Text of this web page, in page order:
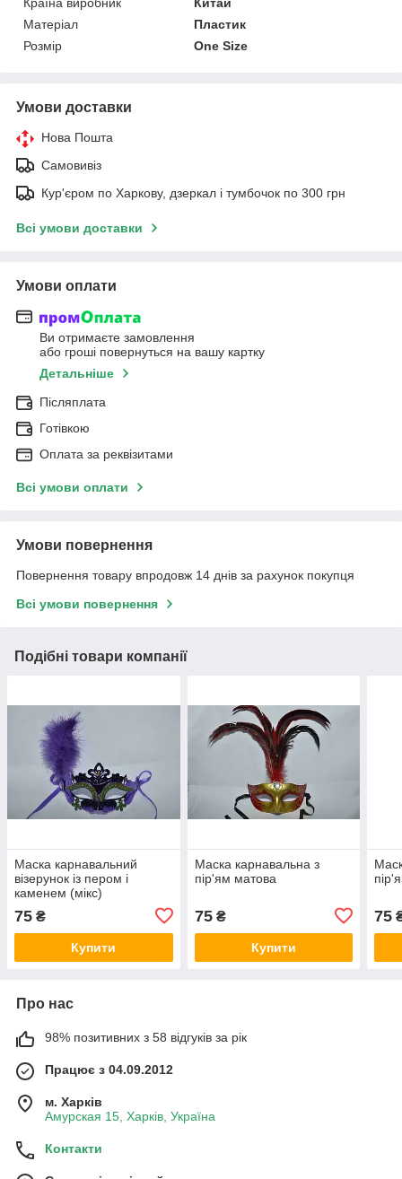
Матеріал
Пластик
Розмір
One Size
Умови доставки
Нова Пошта
Самовивіз
Кур'єром по Харкову, дзеркал і тумбочок по 300 грн
Всі умови доставки
Умови оплати
Ви отримаєте замовлення
або гроші повернуться на вашу картку
Детальніше
Післяплата
Готівкою
Оплата за реквізитами
Всі умови оплати
Умови повернення
Повернення товару впродовж 14 днів за рахунок покупця
Всі умови повернення
Подібні товари компанії
Маска карнавальний
візерунок із пером і
каменем (мікс)
75 ₴
Купити
Маска карнавальна з
пір'ям матова
75₴
Купити
75
Про нас
98% позитивних з 58 відгуків за рік
Працює з 04.09.2012
м. Харків
Амурская 15, Харків, Україна
Контакти